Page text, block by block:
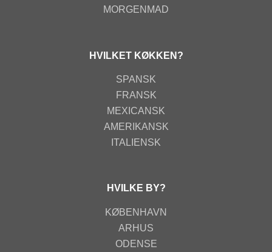
MORGENMAD
HVILKET KØKKEN?
SPANSK
FRANSK
MEXICANSK
AMERIKANSK
ITALIENSK
HVILKE BY?
KØBENHAVN
ARHUS
ODENSE